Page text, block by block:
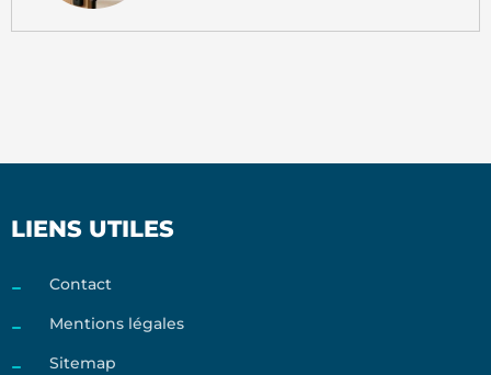
LIENS UTILES
Contact
Mentions légales
Sitemap